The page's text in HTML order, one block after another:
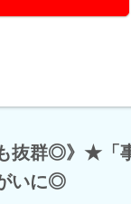
抜群◎》★「
いに◎